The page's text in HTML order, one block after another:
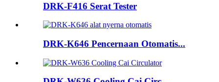
DRK-F416 Serat Tester
DRK-K646 Pencernaan Otomatis...